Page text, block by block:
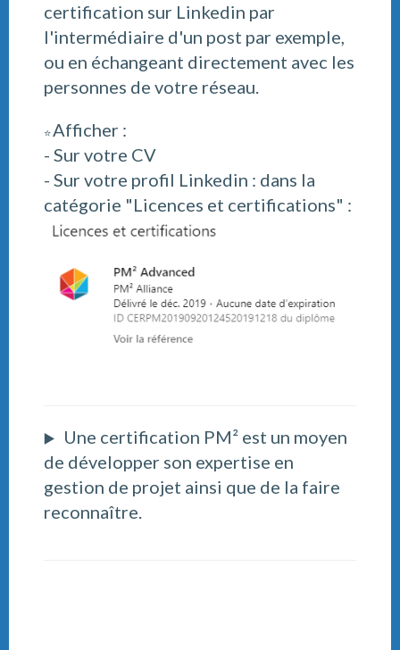
certification sur Linkedin par
l'intermédiaire d'un post par exemple,
ou en échangeant directement avec les
personnes de votre réseau.
⭐Afficher :
- Sur votre CV
- Sur votre profil Linkedin : dans la
catégorie "Licences et certifications" :
▶️
Une certification PM² est un moyen
de développer son expertise en
gestion de projet ainsi que de la faire
reconnaître.